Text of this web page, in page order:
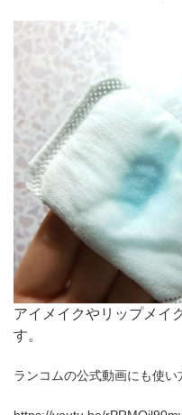
アイメイクやリップメイ
す。
ランコムの公式動画にも使い